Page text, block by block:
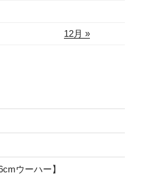
12月 »
ウーハー】